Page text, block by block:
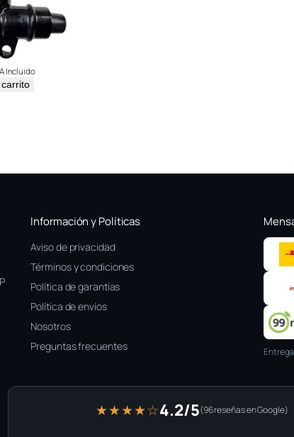
Incluido
Información y Políticas
Aviso de privacidad
Términos y condiciones
Política de garantías
Política de envíos
Nosotros
Preguntas frecuentes
★★★★☆4.2/5(96 reseñas en Google)